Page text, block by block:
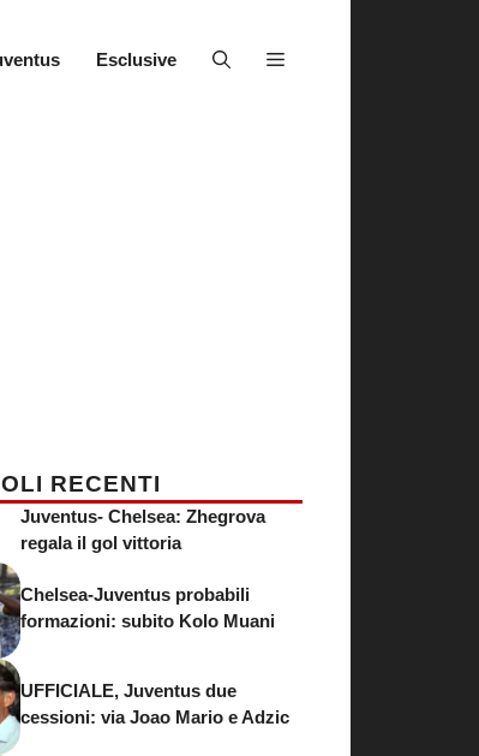
Esclusive
RECENTI
Juventus- Chelsea: Zhegrova
regala il gol vittoria
Chelsea-Juventus probabili
formazioni: subito Kolo Muani
UFFICIALE, Juventus due
cessioni: via Joao Mario e Adzic